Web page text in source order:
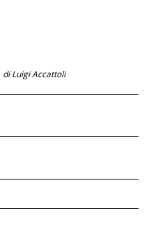
di Luigi Accattoli